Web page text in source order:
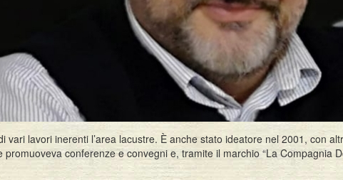
vari lavori inerenti l’area lacustre. È anche stato ideatore nel 2001, con
promuoveva conferenze e convegni e, tramite il marchio “La Compagnia